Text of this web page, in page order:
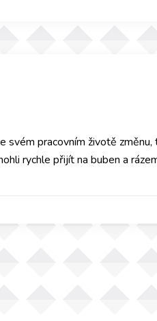
pracovním životě
rychle přijít na buben a